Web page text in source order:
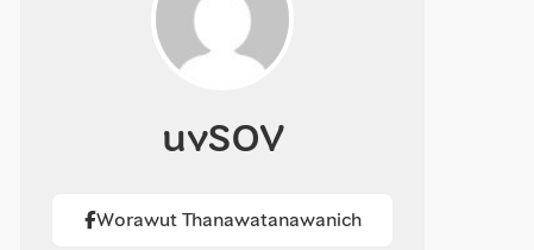
uvSOV
Worawut Thanawatanawanich